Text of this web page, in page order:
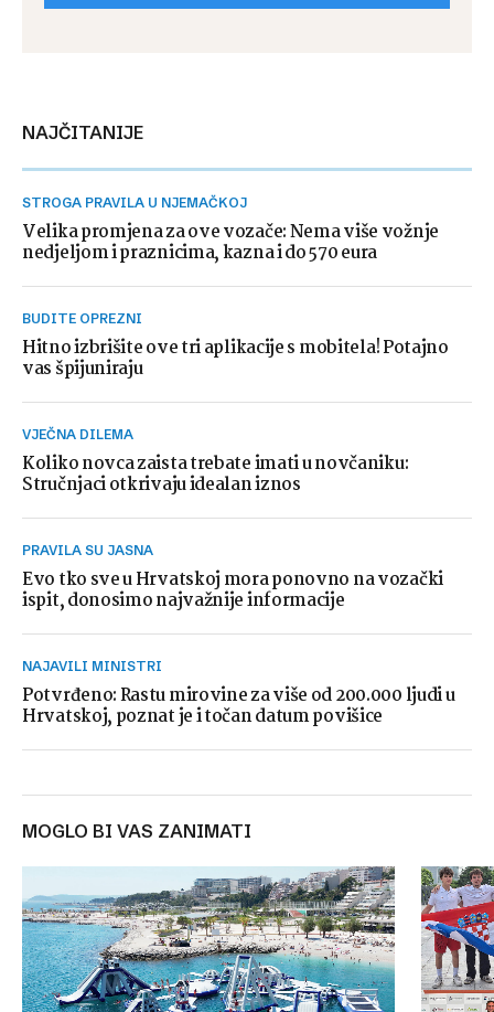
NAJČITANIJE
STROGA PRAVILA U NJEMAČKOJ
Velika promjena za ove vozače: Nema više vožnje
nedjeljom i praznicima, kazna i do 570 eura
BUDITE OPREZNI
Hitno izbrišite ove tri aplikacije s mobitela! Potajno
vas špijuniraju
VJEČNA DILEMA
Koliko novca zaista trebate imati u novčaniku:
Stručnjaci otkrivaju idealan iznos
PRAVILA SU JASNA
Evo tko sve u Hrvatskoj mora ponovno na vozački
ispit, donosimo najvažnije informacije
NAJAVILI MINISTRI
Potvrđeno: Rastu mirovine za više od 200.000 ljudi u
Hrvatskoj, poznat je i točan datum povišice
MOGLO BI VAS ZANIMATI